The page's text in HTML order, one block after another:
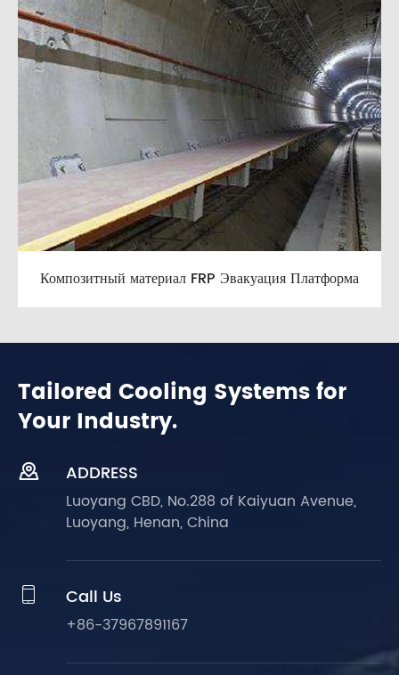
Композитный материал FRP Эвакуация Платформа
Tailored Cooling Systems for
Your Industry.
 ADDRESS
Luoyang CBD, No.288 of Kaiyuan Avenue,
Luoyang, Henan, China
 Call Us
+86-37967891167